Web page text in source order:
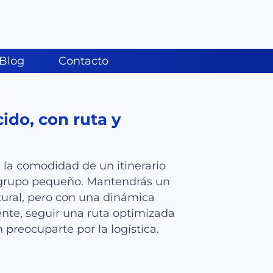
Blog Contacto
con ruta y
la comodidad de un itinerario
pequeño. Mantendrás un
pero con una dinámica
seguir una ruta optimizada
por la logística.